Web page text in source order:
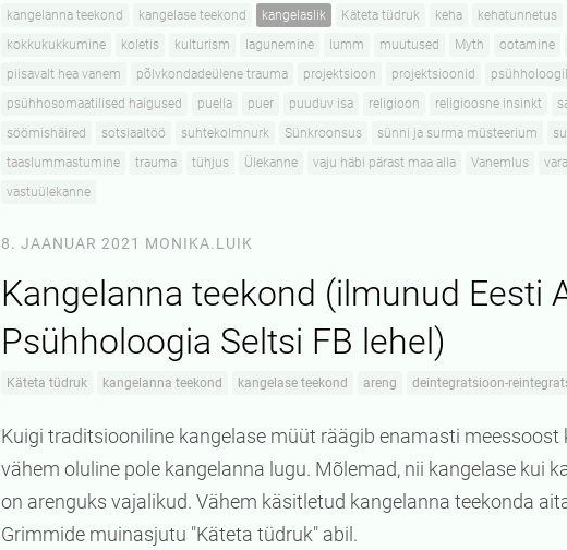
kangelanna teekond
kangelase teekond kangelaslik Käteta tüdruk keha kehatunnetus
kokkukukkumine
koletis kulturism lagunemine lumm muutused Myth ootamine
piisavalt hea vanem
põlvkondadeülene trauma projektsioon projektsioonid
psühhosomaatilised haigused
puella puer puuduv isa religioon religioosne insinkt
söömishäired
sotsiaaltöö suhtekolmnurk Sünkroonsus sünni ja surma müsteerium
taaslummastumine
trauma tühjus Ülekanne vaju häbi pärast maa alla Vanemlus
vastuülekanne
8. JAANUAR 2021 MONIKA.LUIK
Kangelanna teekond (ilmunud Eesti
Psühholoogia Seltsi FB lehel)
Käteta tüdruk kangelanna teekond kangelase teekond areng deintegratsioon-
Kuigi traditsiooniline kangelase müüt räägib enamasti meessoost
vähem oluline pole kangelanna lugu. Mõlemad, nii kangelase kui
on arenguks vajalikud. Vähem käsitletud kangelanna teekonda
Grimmide muinasjutu "Käteta tüdruk" abil.